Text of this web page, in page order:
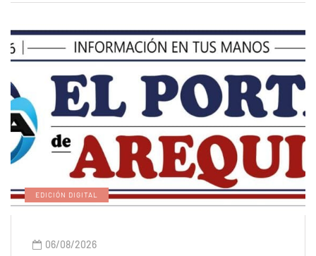
EDICIÓN DIGITAL
06/08/2026